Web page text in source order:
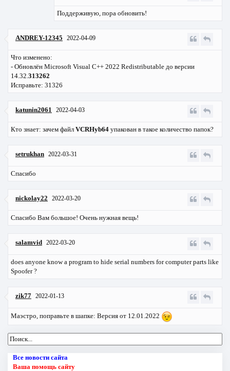
Поддерживую, пора обновить!
ANDREY-12345 2022-04-09
Что изменено:
- Обновлён Microsoft Visual C++ 2022 Redistributable до версии
14.32. 313262
Исправьте: 31326
katunin2061 2022-04-03
Кто знает: зачем файл VCRHyb64 упакован в такое количество папок?
setrukhan 2022-03-31
Спасибо
nickolay22 2022-03-20
Спасибо Вам большое! Очень нужная вещь!
salamvid 2022-03-20
does anyone know a program to hide serial numbers for computer parts like
Spoofer ?
zik77 2022-01-13
Маэстро, поправьте в шапке: Версия от 12.01.2022
Все новости сайта
Ваша помощь сайту